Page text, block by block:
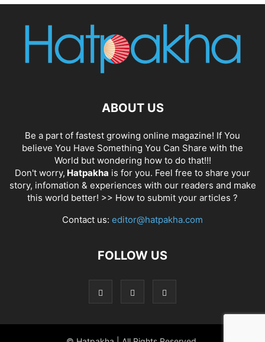
ABOUT US
Be a part of fastest growing online magazine! If You
believe You Have Something You Can Share with the
World but wondering how to do that!!!
Don't worry, Hatpakha is for you. Feel free to share your
story, infomation & experiences with our readers and make
this world better! >> How to submit your articles ?
Contact us: editor@hatpakha.com
FOLLOW US